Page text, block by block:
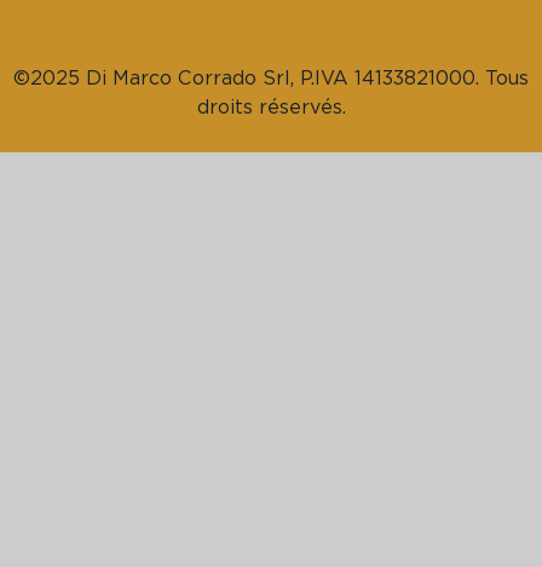
©2025 Di Marco Corrado Srl, P.IVA 14133821000. Tous
droits réservés.